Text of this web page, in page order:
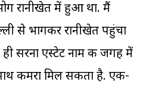
रानीखेत में हुआ था. मैं
से भागकर रानीखेत पहुंचा
सरना एस्टेट नाम की जगह में
कमरा मिल सकता है. एक-